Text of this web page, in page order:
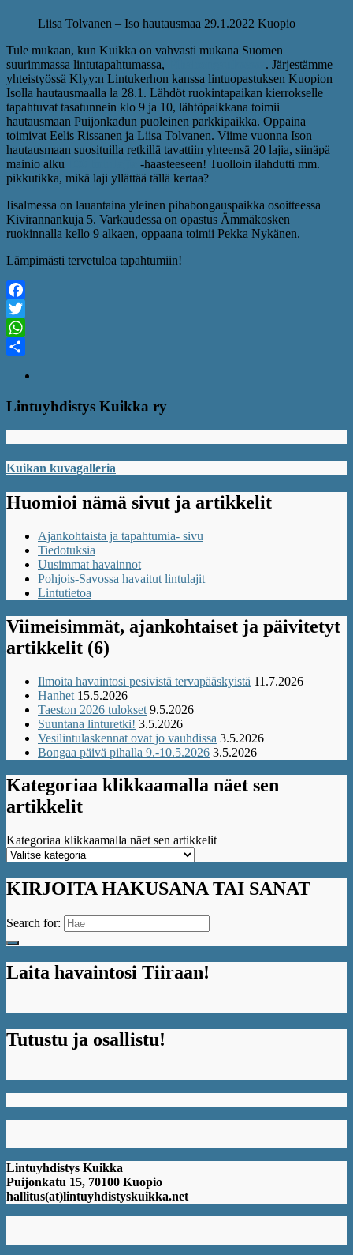
Liisa Tolvanen – Iso hautausmaa 29.1.2022 Kuopio
Tule mukaan, kun Kuikka on vahvasti mukana Suomen
suurimmassa lintutapahtumassa,
. Järjestämme
yhteistyössä Klyy:n Lintukerhon kanssa lintuopastuksen Kuopion
Isolla hautausmaalla la 28.1. Lähdöt ruokintapaikan kierrokselle
tapahtuvat tasatunnein klo 9 ja 10, lähtöpaikkana toimii
hautausmaan Puijonkadun puoleinen parkkipaikka. Oppaina
toimivat Eelis Rissanen ja Liisa Tolvanen. Viime vuonna Ison
hautausmaan suosituilla retkillä tavattiin yhteensä 20 lajia, siinäpä
mainio alku
-haasteeseen! Tuolloin ilahdutti mm.
pikkutikka, mikä laji yllättää tällä kertaa?
Iisalmessa on lauantaina yleinen pihabongauspaikka osoitteessa
Kivirannankuja 5. Varkaudessa on opastus Ämmäkosken
ruokinnalla kello 9 alkaen, oppaana toimii Pekka Nykänen.
Lämpimästi tervetuloa tapahtumiin!
Facebook
Twitter
WhatsApp
Lintuyhdistys Kuikka ry
Kuikan kuvagalleria
Huomioi nämä sivut ja artikkelit
Ajankohtaista ja tapahtumia- sivu
Tiedotuksia
Uusimmat havainnot
Pohjois-Savossa havaitut lintulajit
Lintutietoa
Viimeisimmät, ajankohtaiset ja päivitetyt
artikkelit (6)
Ilmoita havaintosi pesivistä tervapääskyistä 11.7.2026
Hanhet 15.5.2026
Taeston 2026 tulokset 9.5.2026
Suuntana linturetki! 3.5.2026
Vesilintulaskennat ovat jo vauhdissa 3.5.2026
Bongaa päivä pihalla 9.-10.5.2026 3.5.2026
Kategoriaa klikkaamalla näet sen
artikkelit
Kategoriaa klikkaamalla näet sen artikkelit
KIRJOITA HAKUSANA TAI SANAT
Search for:
Laita havaintosi Tiiraan!
Tutustu ja osallistu!
Lintuyhdistys Kuikka
Puijonkatu 15, 70100 Kuopio
hallitus(at)lintuyhdistyskuikka.net